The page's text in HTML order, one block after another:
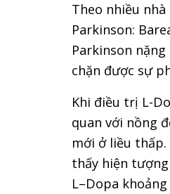
Theo nhiều
Parkinson:
Parkinson
chặn được sự
Khi điều trị L-
quan với nồng
mới ở liều
thấy hiện tượng
L–Dopa